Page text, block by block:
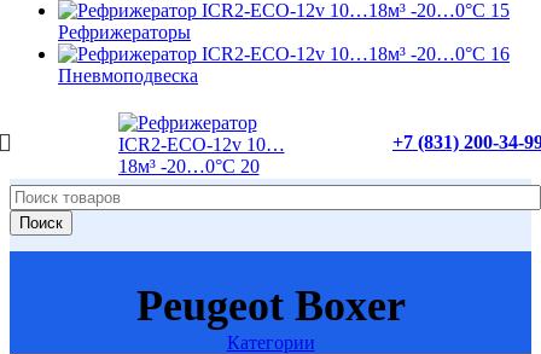
Рефрижераторы
Пневмоподвеска
+7 (831) 200-34-
Поиск
Peugeot Boxer
Категории